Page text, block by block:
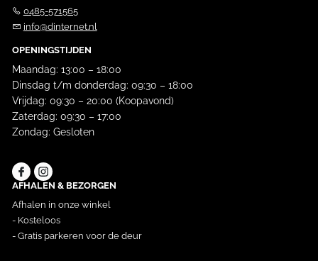
0485-571565
info@dinternet.nl
OPENINGSTIJDEN
Maandag: 13:00 – 18:00
Dinsdag t/m donderdag: 09:30 – 18:00
Vrijdag: 09:30 – 20:00 (Koopavond)
Zaterdag: 09:30 – 17:00
Zondag: Gesloten
AFHALEN & BEZORGEN
Afhalen in onze winkel
- Kosteloos
- Gratis parkeren voor de deur